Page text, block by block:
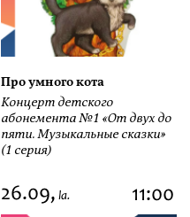
Про умного кота
Концерт детского
абонемента №1 «От двух до
пяти. Музыкальные сказки»
(1 серия)
26.09, la. 11:00